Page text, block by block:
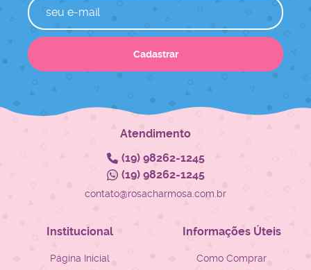
Cadastrar
Atendimento
(19)98262-1245
(19)98262-1245
contato@rosacharmosa.com.br
Institucional
Página Inicial
Informações Úteis
Como Comprar